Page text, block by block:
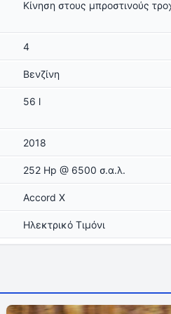
Κίνηση στους μπροστινούς
4
Βενζίνη
56 l
2018
252 Hp @ 6500 σ.α.λ.
Accord X
Ηλεκτρικό Τιμόνι